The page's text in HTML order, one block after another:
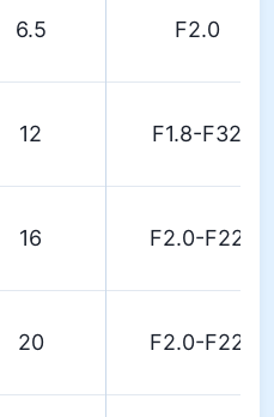
6.5 F2.0
12 F1.8-F32
16 F2.0-F22
20 F2.0-F22